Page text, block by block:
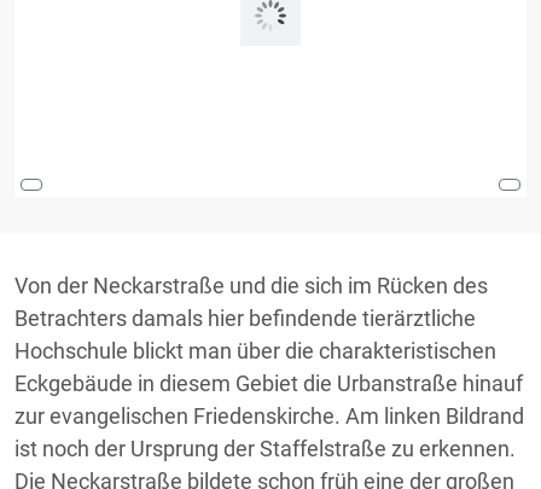
Von der Neckarstraße und die sich im Rücken des
Betrachters damals hier befindende tierärztliche
Hochschule blickt man über die charakteristischen
Eckgebäude in diesem Gebiet die Urbanstraße hinauf
zur evangelischen Friedenskirche. Am linken Bildrand
ist noch der Ursprung der Staffelstraße zu erkennen.
Die Neckarstraße bildete schon früh eine der großen